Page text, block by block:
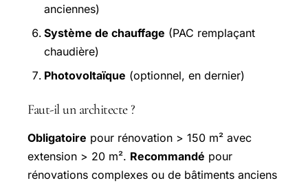
anciennes)
Système de chauffage (PAC remplaçant
chaudière)
Photovoltaïque (optionnel, en dernier)
Faut-il un architecte ?
Obligatoire pour rénovation > 150 m² avec
extension > 20 m². Recommandé pour
rénovations complexes ou de bâtiments anciens